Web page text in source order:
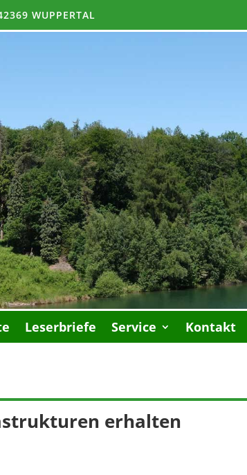
WUPPERTAL
Leserbriefe Service Kontakt
erhalten